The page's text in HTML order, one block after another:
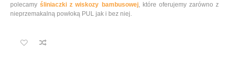
polecamyśliniaczki z wiskozy bambusowej, które oferujemy zarówno z
nieprzemakalną powłoką PUL jak i bez niej.